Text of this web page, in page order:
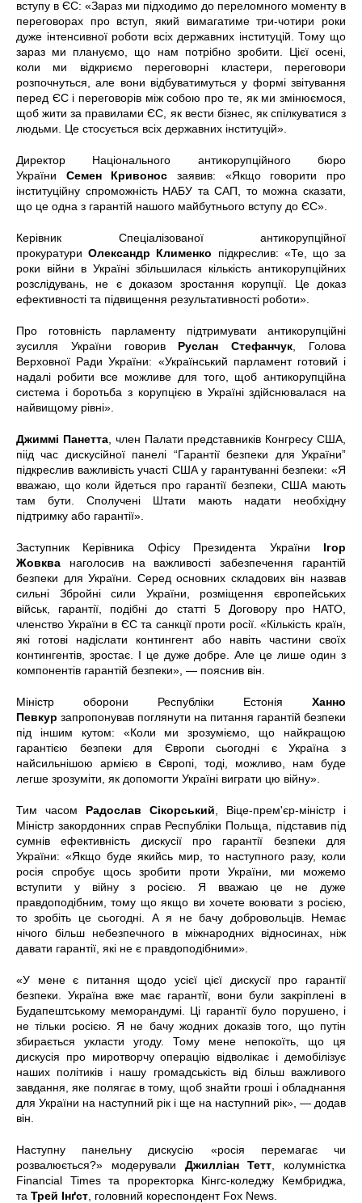
вступу в ЄС: «Зараз ми підходимо до переломного моменту в
переговорах про вступ, який вимагатиме три-чотири роки
дуже інтенсивної роботи всіх державних інституцій. Тому що
зараз ми плануємо, що нам потрібно зробити. Цієї осені,
коли ми відкриємо переговорні кластери, переговори
розпочнуться, але вони відбуватимуться у формі звітування
перед ЄС і переговорів між собою про те, як ми змінюємося,
щоб жити за правилами ЄС, як вести бізнес, як спілкуватися з
людьми. Це стосується всіх державних інституцій».
Директор Національного антикорупційного бюро
України Семен Кривоносзаявив: «Якщо говорити про
інституційну спроможність НАБУ та САП, то можна сказати,
що це одна з гарантій нашого майбутнього вступу до ЄС».
Керівник Спеціалізованої антикорупційної
прокуратуриОлександр Клименко підкреслив: «Те, що за
роки війни в Україні збільшилася кількість антикорупційних
розслідувань, не є доказом зростання корупції. Це доказ
ефективності та підвищення результативності роботи».
Про готовність парламенту підтримувати антикорупційні
зусилля України говорив Руслан Стефанчук , Голова
Верховної Ради України: «Український парламент готовий і
надалі робити все можливе для того, щоб антикорупційна
система і боротьба з корупцією в Україні здійснювалася на
найвищому рівні».
Джиммі Панетта, член Палати представників Конгресу США,
піід час дискусійної панелі “Гарантії безпеки для України”
підкреслив важливість участі США у гарантуванні безпеки: «Я
вважаю, що коли йдеться про гарантії безпеки, США мають
там бути. Сполучені Штати мають надати необхідну
підтримку або гарантії».
Заступник Керівника Офісу Президента України Ігор
Жовква наголосив на важливості забезпечення гарантій
безпеки для України. Серед основних складових він назвав
сильні Збройні сили України, розміщення європейських
військ, гарантії, подібні до статті 5 Договору про НАТО,
членство України в ЄС та санкції проти росії. «Кількість країн,
які готові надіслати контингент або навіть частини своїх
контингентів, зростає. І це дуже добре. Але це лише один з
компонентів гарантій безпеки», — пояснив він.
Міністр оборони Республіки Естонія Ханно
Певкур запропонував поглянути на питання гарантій безпеки
під іншим кутом: «Коли ми зрозуміємо, що найкращою
гарантією безпеки для Європи сьогодні є Україна з
найсильнішою армією в Європі, тоді, можливо, нам буде
легше зрозуміти, як допомогти Україні виграти цю війну».
Тим часом Радослав Сікорський , Віце-прем'єр-міністр і
Міністр закордонних справ Республіки Польща, підставив під
сумнів ефективність дискусії про гарантії безпеки для
України: «Якщо буде якийсь мир, то наступного разу, коли
росія спробує щось зробити проти України, ми можемо
вступити у війну з росією. Я вважаю це не дуже
правдоподібним, тому що якщо ви хочете воювати з росією,
то зробіть це сьогодні. А я не бачу добровольців. Немає
нічого більш небезпечного в міжнародних відносинах, ніж
давати гарантії, які не є правдоподібними».
«У мене є питання щодо усієї цієї дискусії про гарантії
безпеки. Україна вже має гарантії, вони були закріплені в
Будапештському меморандумі. Ці гарантії було порушено, і
не тільки росією. Я не бачу жодних доказів того, що путін
збирається укласти угоду. Тому мене непокоїть, що ця
дискусія про миротворчу операцію відволікає і демобілізує
наших політиків і нашу громадськість від більш важливого
завдання, яке полягає в тому, щоб знайти гроші і обладнання
для України на наступний рік і ще на наступний рік», — додав
він.
Наступну панельну дискусію «росія перемагає чи
розвалюється?» модерували Джилліан Тетт , колумністка
Financial Times та проректорка Кінгс-коледжу Кембриджа,
та Трей Інґст , головний кореспондент Fox News.